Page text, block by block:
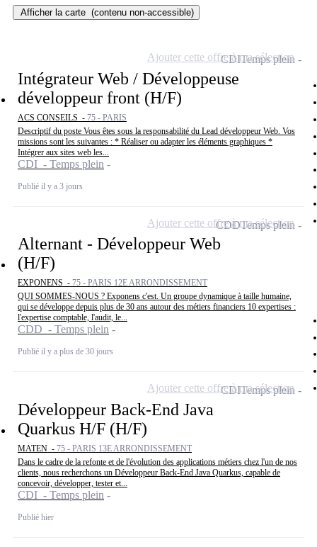
Afficher la carte (contenu non-accessible)
Intégrateur Web / Développeuse
développeur front (H/F)
ACS CONSEILS - 75 - PARIS
Descriptif du poste Vous êtes sous la responsabilité du Lead développeur Web. Vos
missions sont les suivantes : * Réaliser ou adapter les éléments graphiques *
Intégrer aux sites web les...
CDI - Temps plein
Publié il y a 3 jours
CDITemps plein
Ajouter cette offre à ma sélection
Alternant - Développeur Web
(H/F)
EXPONENS - 75 - PARIS 12E ARRONDISSEMENT
QUI SOMMES-NOUS ? Exponens c'est. Un groupe dynamique à taille humaine,
qui se développe depuis plus de 30 ans autour des métiers financiers 10 expertises :
l'expertise comptable, l'audit, le...
CDD - Temps plein
Publié il y a plus de 30 jours
CDDTemps plein
Ajouter cette offre à ma sélection
Développeur Back-End Java
Quarkus H/F (H/F)
MATEN - 75 - PARIS 13E ARRONDISSEMENT
Dans le cadre de la refonte et de l'évolution des applications métiers chez l'un de nos
clients, nous recherchons un Développeur Back-End Java Quarkus, capable de
concevoir, développer, tester et...
CDI - Temps plein
Publié hier
CDITemps plein
Ajouter cette offre à ma sélection